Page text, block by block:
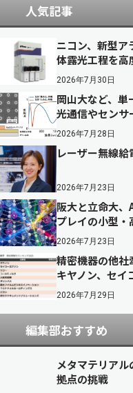
人気記事
ニコン、新型
体露光工程を高
2026年7月30日
岡山大など、
光通信やセンサ
2026年7月28日
レーザー無線
2026年7月23日
阪大と立命大
プレイの小型
2026年7月23日
精密機器の他
キヤノン、セイ
2026年7月29日
編集部おすすめ
メタマテリア
拠点の挑戦